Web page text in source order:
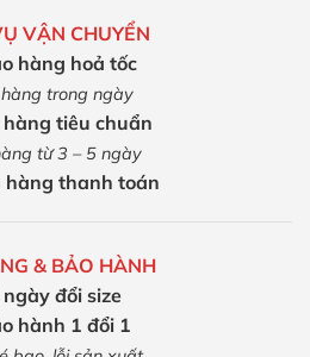
VẬN CHUYỂN
hàng hoả tốc
trong ngày
hàng tiêu chuẩn
từ 3 – 5 ngày
hàng thanh toán
& BẢO HÀNH
đổi size
hành 1 đổi 1